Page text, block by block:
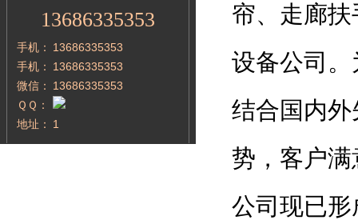
13686335353
手机：
13686335353
手机：
13686335353
微信：
13686335353
ＱＱ：
地址：
1
帘、走廊
设备公司
结合国内
势，客户
公司现已